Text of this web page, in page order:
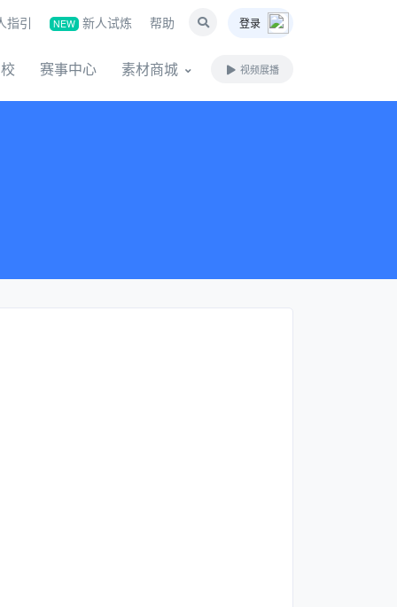
指引 NEW 新人试炼 帮助 登录
赛事中心 素材商城 视频展播